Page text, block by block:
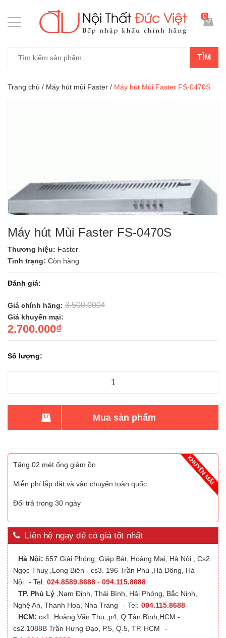
TÌM
0
Trang chủ / Máy hút mùi Faster / Máy hút Mùi Faster FS-0470S
Máy hút Mùi Faster FS-0470S
Thương hiệu: Faster
Tình trạng: Còn hàng
Đánh giá:
Giá chính hãng: 3.500.000₫
Giá khuyến mại:
2.700.000₫
Số lượng:
Mua sản phẩm
Tặng 02 mét ống giảm ồn
Miễn phí lắp đặt và vận chuyển toàn quốc
Đổi trả trong 30 ngày
Liên hệ ngay để có giá tốt nhất
Hà Nội: 657 Giải Phóng, Giáp Bát, Hoàng Mai, Hà Nội , Cs2.
Ngọc Thuỵ ,Long Biên - cs3. 196 Trần Phú ,Hà Đông, Hà
Nội
- Tel: 024.8589.8688 - 094.115.8688
TP. Phủ Lý ,Nam Định, Thái Bình, Hải Phòng, Bắc Ninh,
Nghệ An, Thanh Hoá, Nha Trang
- Tel: 094.115.8688
HCM: cs1. Hoàng Văn Thụ ,p4, Q.Tân Bình,HCM -
cs2.1088B Trần Hưng Đạo, P.5, Q.5, TP. HCM
-